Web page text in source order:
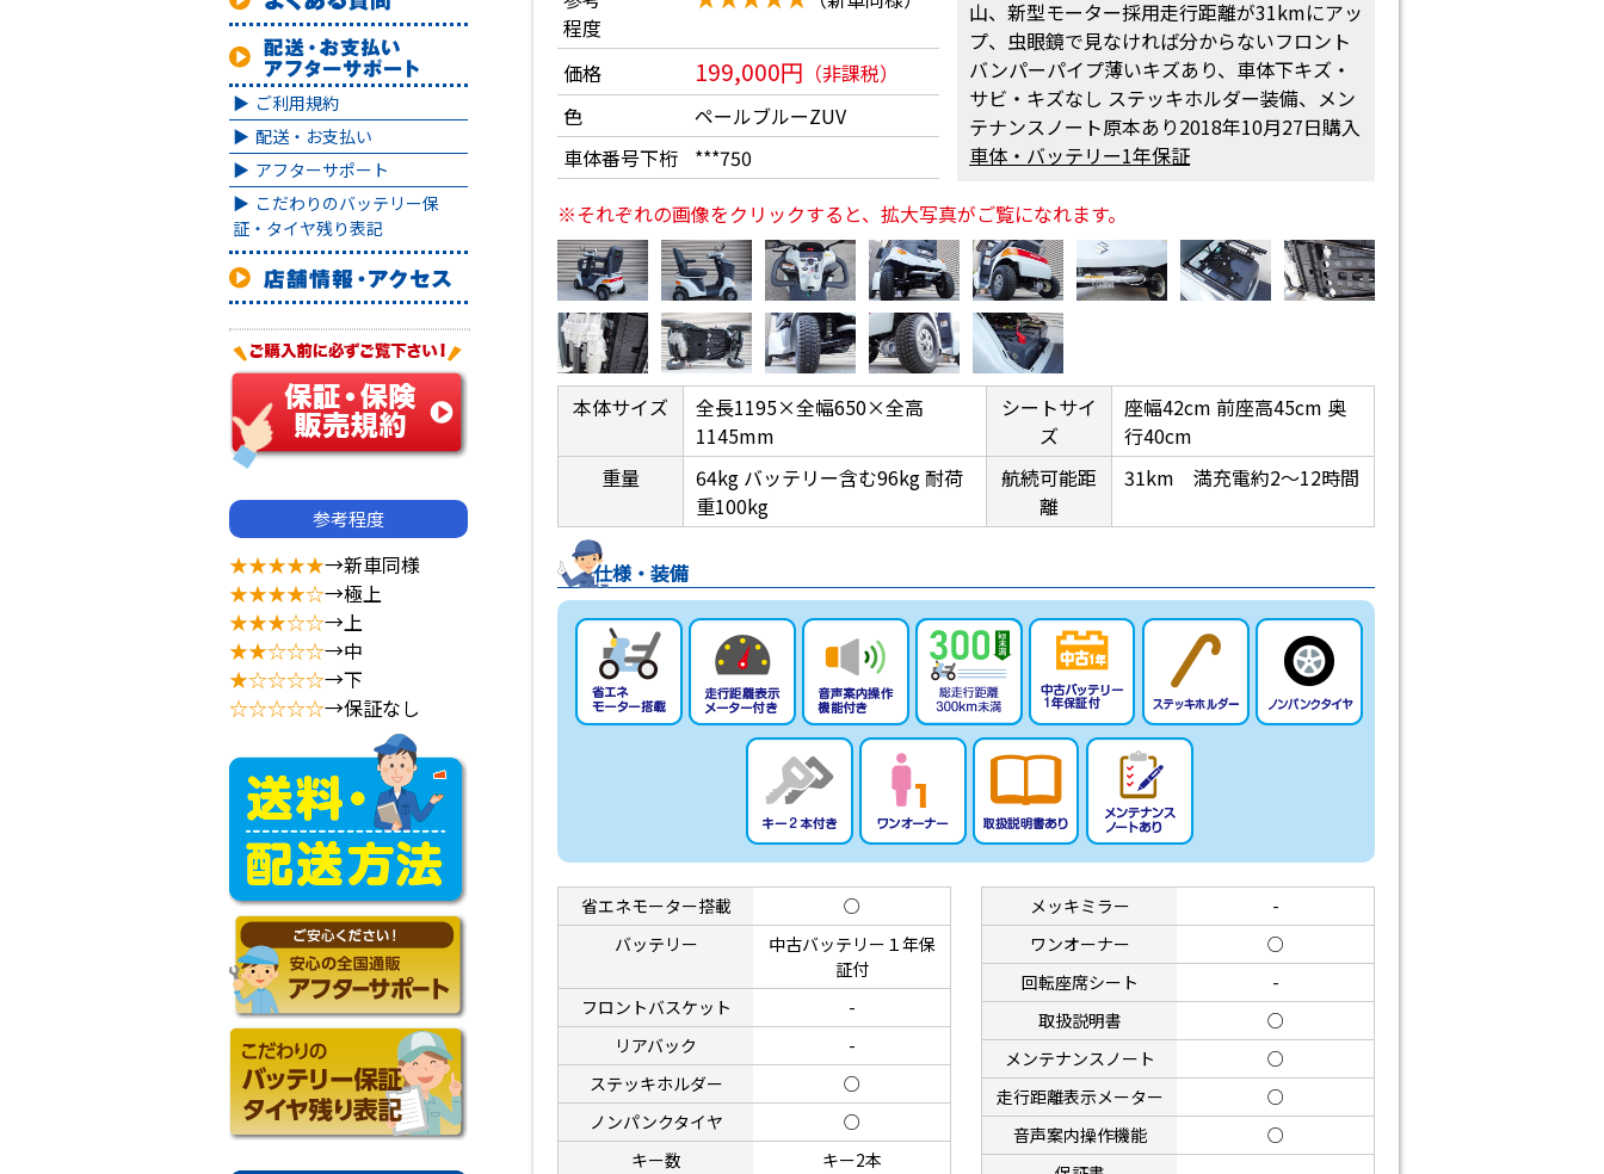
程度
価格 199,000円 （非課税）
色
ペールブルーZUV
車体番号下桁
***750
山、新型モーター採用走行距離が31kmにアッ
プ、虫眼鏡で見なければ分からないフロント
バンパーパイプ薄いキズあり、車体下キズ・
サビ・キズなし ステッキホルダー装備、メン
テナンスノート原本あり2018年10月27日購入
車体・バッテリー1年保証
※それぞれの画像をクリックすると、拡大写真がご覧になれます。
本体サイズ
全長1195×全幅650×全高
1145mm
シートサイ
ズ
座幅42cm 前座高45cm 奥
行40cm
重量
64kg バッテリー含む96kg 耐荷
重100kg
航続可能距
離
31km 満充電約2〜12時間
仕様・装備
省エネモーター搭載
○
バッテリー
中古バッテリー１年保
証付
フロントバスケット
-
リアバック
-
ステッキホルダー
○
ノンパンクタイヤ
○
キー数
キー2本
メッキミラー
-
ワンオーナー
○
回転座席シート
-
取扱説明書
○
メンテナンスノート
○
走行距離表示メーター
○
音声案内操作機能
○
ご利用規約
配送・お支払い
アフターサポート
こだわりのバッテリー保
証・タイヤ残り表記
参考程度
★★★★★→新車同様
★★★★☆→極上
★★★☆☆→上
★★☆☆☆→中
★☆☆☆☆→下
☆☆☆☆☆→保証なし